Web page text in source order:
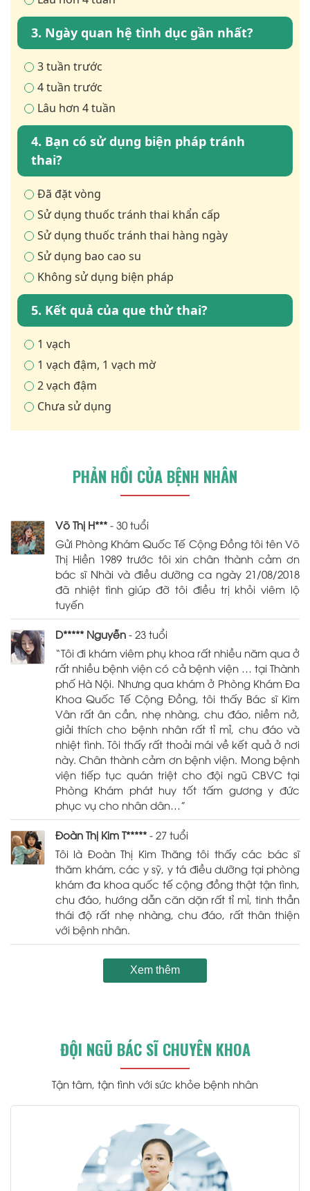
3. Ngày quan hệ tình dục gần nhất?
3 tuần trước
4 tuần trước
Lâu hơn 4 tuần
4. Bạn có sử dụng biện pháp tránh
thai?
Đã đặt vòng
Sử dụng thuốc tránh thai khẩn cấp
Sử dụng thuốc tránh thai hàng ngày
Sử dụng bao cao su
Không sử dụng biện pháp
5. Kết quả của que thử thai?
1 vạch
1 vạch đậm, 1 vạch mờ
2 vạch đậm
Chưa sử dụng
PHẢN HỒI CỦA BỆNH NHÂN
Võ Thị H*** - 30 tuổi
Gửi Phòng Khám Quốc Tế Cộng Đồng tôi tên Võ
Thị Hiền 1989 trước tôi xin chân thành cảm ơn
bác sĩ Nhài và điều dưỡng ca ngày 21/08/2018
đã nhiệt tình giúp đỡ tôi điều trị khỏi viêm lộ
tuyến
D***** Nguyễn - 23 tuổi
“Tôi đi khám viêm phụ khoa rất nhiều năm qua ở
rất nhiều bệnh viện có cả bệnh viện … tại Thành
phố Hà Nội. Nhưng qua khám ở Phòng Khám Đa
Khoa Quốc Tế Cộng Đồng, tôi thấy Bác sĩ Kim
Vân rất ân cần, nhẹ nhàng, chu đáo, niềm nở,
giải thích cho bệnh nhân rất tỉ mỉ, chu đáo và
nhiệt tình. Tôi thấy rất thoải mái về kết quả ở nơi
này. Chân thành cảm ơn bệnh viện. Mong bệnh
viện tiếp tục quán triệt cho đội ngũ CBVC tại
Phòng Khám phát huy tốt tấm gương y đức
phục vụ cho nhân dân…”
Đoàn Thị Kim T***** - 27 tuổi
Tôi là Đoàn Thị Kim Thăng tôi thấy các bác sĩ
thăm khám, các y sỹ, y tá điều dưỡng tại phòng
khám đa khoa quốc tế cộng đồng thật tận tình,
chu đáo, hướng dẫn căn dặn rất tỉ mỉ, tinh thần
thái độ rất nhẹ nhàng, chu đáo, rất thân thiện
với bệnh nhân.
Xem thêm
ĐỘI NGŨ BÁC SĨ CHUYÊN KHOA
Tận tâm, tận tình với sức khỏe bệnh nhân